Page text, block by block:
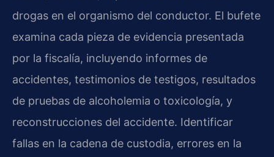
drogas en el organismo del conductor. El bufete
examina cada pieza de evidencia presentada
por la fiscalía, incluyendo informes de
accidentes, testimonios de testigos, resultados
de pruebas de alcoholemia o toxicología, y
reconstrucciones del accidente. Identificar
fallas en la cadena de custodia, errores en la